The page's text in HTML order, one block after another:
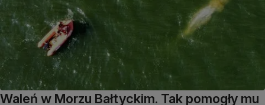
Waleń w Morzu Bałtyckim. Tak pomogły mu